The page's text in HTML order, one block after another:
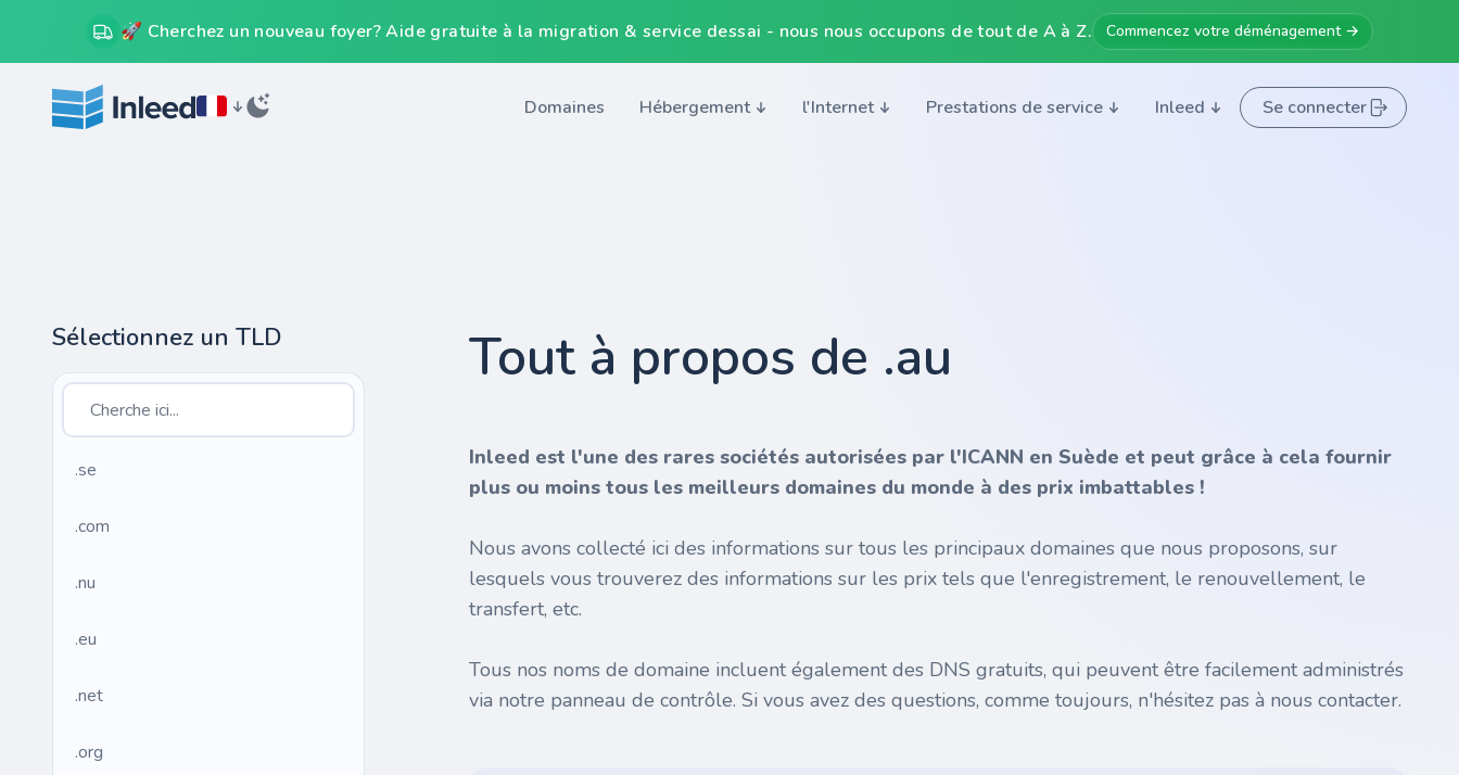
🚀 Cherchez un nouveau foyer? Aide gratuite à la migration & service dessai - nous nous occupons de tout de A à Z. Commencez votre déménagement →
Domaines Hébergement l'Internet Prestations de service Inleed Se connecter
Sélectionnez un TLD
.se
.com
.nu
.eu
.net
.org
Tout à propos de .au
Inleed est l'une des rares sociétés autorisées par l'ICANN en Suède et peut grâce à cela fournir
plus ou moins tous les meilleurs domaines du monde à des prix imbattables !
Nous avons collecté ici des informations sur tous les principaux domaines que nous proposons, sur
lesquels vous trouverez des informations sur les prix tels que l'enregistrement, le renouvellement, le
transfert, etc.
Tous nos noms de domaine incluent également des DNS gratuits, qui peuvent être facilement administrés
via notre panneau de contrôle. Si vous avez des questions, comme toujours, n'hésitez pas à nous contacter.